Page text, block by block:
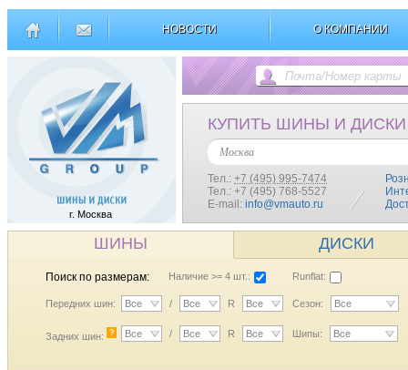
НОВОСТИ О КОМПАНИИ
г. Москва
КУПИТЬ ШИНЫ И ДИСКИ
Москва
Тел.: +7 (495) 995-7474
Тел.: +7 (495) 768-5527
E-mail: info@vmauto.ru
ШИНЫ ДИСКИ
Поиск по размерам: Наличие >= 4 шт.: Runflat:
Передних шин: Все / Все R Все Сезон: Все
Задних шин: ? Все / Все R Все Шипы: Все